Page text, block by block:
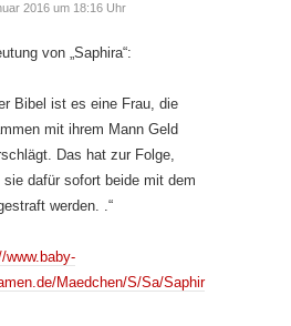
2016 um 18:16 Uhr
von „Saphira“:
Bibel ist es eine Frau, die
mit ihrem Mann Geld
Das hat zur Folge,
sie dafür sofort beide mit dem
werden. .“
www.baby-
Maedchen/S/Sa/Saphir